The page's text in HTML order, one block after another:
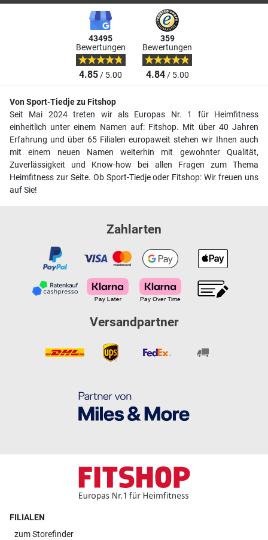
43495
Bewertungen
4.85/ 5.00
359
Bewertungen
4.84/ 5.00
Von Sport-Tiedje zu Fitshop
Seit Mai 2024 treten wir als Europas Nr. 1 für Heimfitness
einheitlich unter einem Namen auf: Fitshop. Mit über 40 Jahren
Erfahrung und über 65 Filialen europaweit stehen wir Ihnen auch
mit einem neuen Namen weiterhin mit gewohnter Qualität,
Zuverlässigkeit und Know-how bei allen Fragen zum Thema
Heimfitness zur Seite. Ob Sport-Tiedje oder Fitshop: Wir freuen uns
auf Sie!
Zahlarten
Versandpartner
FILIALEN
zumStorefinder